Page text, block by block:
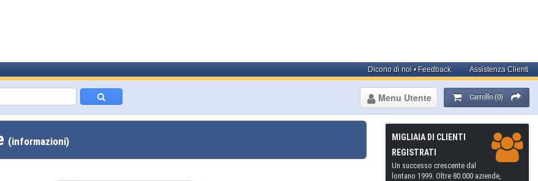
Assistenza Clienti
Dicono di noi • Feedback
Carrello (0)
Menu Utente
(informazioni)
MIGLIAIA DI CLIENTI
REGISTRATI
Un successo crescente dal
lontano 1999. Oltre 80.000 aziende,